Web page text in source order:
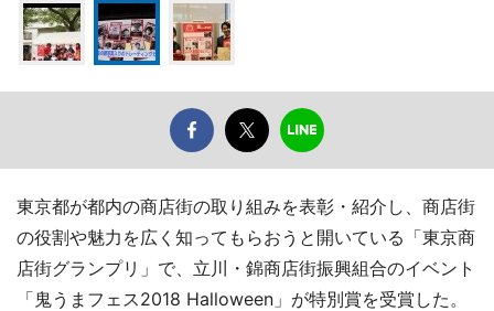
東京都が都内の商店街の取り組みを表彰・紹介し、商店街
の役割や魅力を広く知ってもらおうと開いている「東京商
店街グランプリ」で、立川・錦商店街振興組合のイベント
「鬼うまフェス2018 Halloween」が特別賞を受賞した。